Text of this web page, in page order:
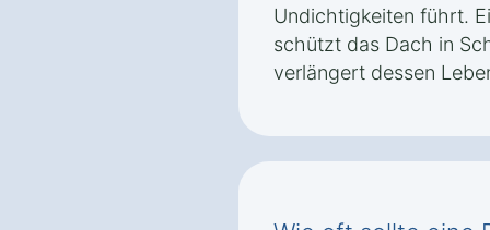
Undichtigkeiten führt.
schützt das Dach in
verlängert dessen